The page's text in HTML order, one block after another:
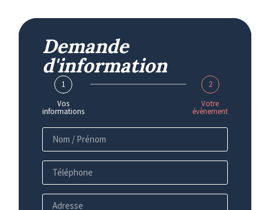
Demande
d'information
1
Vos
informations
2
Votre
évènement